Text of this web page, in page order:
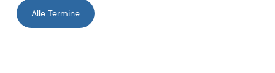
Alle Termine